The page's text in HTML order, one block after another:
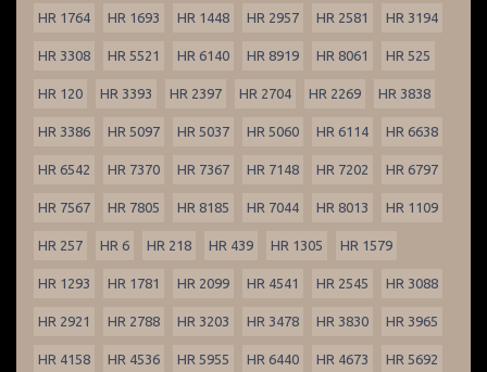
HR 1764 HR 1693 HR 1448 HR 2957 HR 2581 HR 3194
HR 3308 HR 5521 HR 6140 HR 8919 HR 8061 HR 525
HR 120 HR 3393 HR 2397 HR 2704 HR 2269 HR 3838
HR 3386 HR 5097 HR 5037 HR 5060 HR 6114 HR 6638
HR 6542 HR 7370 HR 7367 HR 7148 HR 7202 HR 6797
HR 7567 HR 7805 HR 8185 HR 7044 HR 8013 HR 1109
HR 257 HR 6 HR 218 HR 439 HR 1305 HR 1579
HR 1293 HR 1781 HR 2099 HR 4541 HR 2545 HR 3088
HR 2921 HR 2788 HR 3203 HR 3478 HR 3830 HR 3965
HR 4158 HR 4536 HR 5955 HR 6440 HR 4673 HR 5692